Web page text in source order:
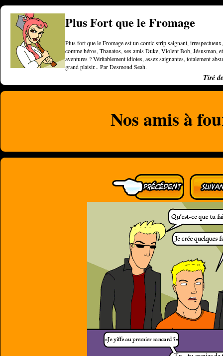
Plus Fort que le Fromage
Plus fort que le Fromage est un comic strip saignant,
comme héros, Thanatos, ses amis Duke, Violent Bob, Jésusman,
aventures ? Véritablement idiotes, assez saignantes, totalement
grand plaisir... Par Desmond Seah.
Tiré
Nos amis à